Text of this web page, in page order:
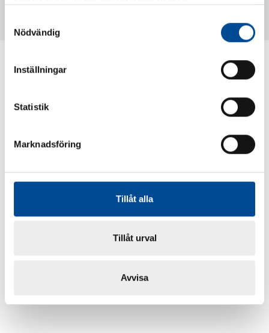
Nödvändig
Inställningar
Statistik
Marknadsföring
Tillåt alla
Tillåt urval
Avvisa